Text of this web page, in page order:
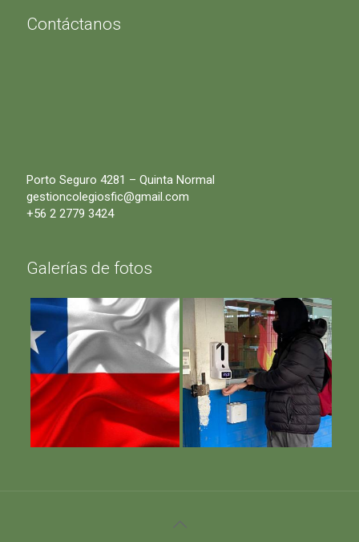
Contáctanos
Porto Seguro 4281 – Quinta Normal
gestioncolegiosfic@gmail.com
+56 2 2779 3424
Galerías de fotos